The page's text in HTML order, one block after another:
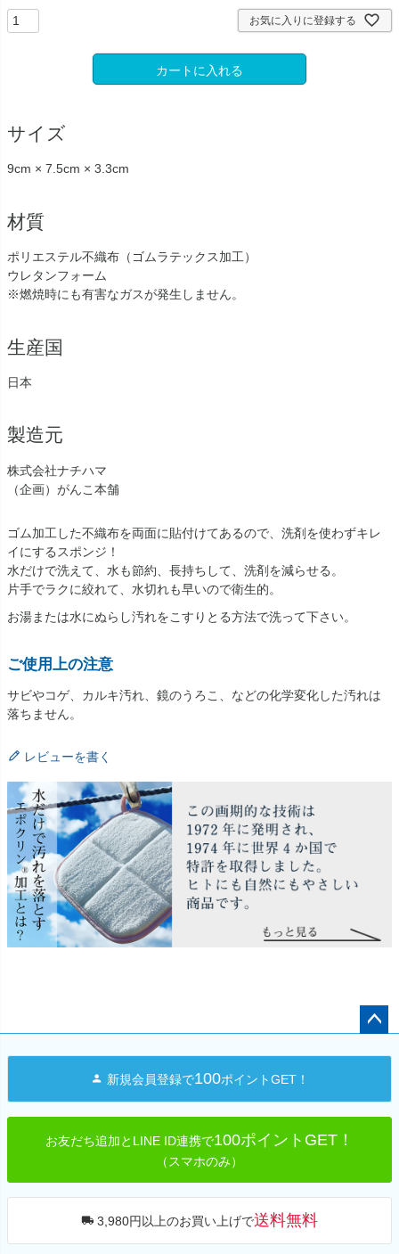
お気に入りに登録する
カートに入れる
サイズ
9cm × 7.5cm × 3.3cm
材質
ポリエステル不織布（ゴムラテックス加工）
ウレタンフォーム
※燃焼時にも有害なガスが発生しません。
生産国
日本
製造元
株式会社ナチハマ
（企画）がんこ本舗
ゴム加工した不織布を両面に貼付けてあるので、洗剤を使わずキレ
イにするスポンジ！
水だけで洗えて、水も節約、長持ちして、洗剤を減らせる。
片手でラクに絞れて、水切れも早いので衛生的。
お湯または水にぬらし汚れをこすりとる方法で洗って下さい。
ご使用上の注意
サビやコゲ、カルキ汚れ、鏡のうろこ、などの化学変化した汚れは
落ちません。
レビューを書く
へ
新規会員登録で100ポイントGET！
お友だち追加とLINE ID連携で100ポイントGET！
（スマホのみ）
3,980円以上のお買い上げで送料無料